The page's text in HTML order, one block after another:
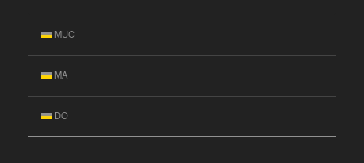
MUC
MA
DO